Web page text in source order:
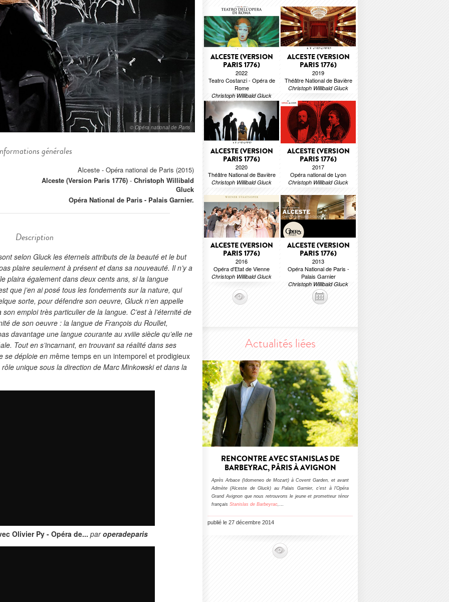
© Opéra national de Paris
générales
Alceste - Opéra national de Paris (2015)
Alceste (Version Paris 1776) - Christoph Willibald
Gluck
Opéra National de Paris - Palais Garnier.
Description
selon Gluck les éternels attributs de la beauté et le but
plaire seulement à présent et dans sa nouveauté. Il n’y a
plaira également dans deux cents ans, si la langue
que j’en ai posé tous les fondements sur la nature, qui
sorte, pour défendre son oeuvre, Gluck n’en appelle
emploi très particulier de la langue. C’est à l’éternité de
de son oeuvre : la langue de François du Roullet,
davantage une langue courante au xviiie siècle qu’elle ne
Tout en s’incarnant, en trouvant sa réalité dans ses
se déploie en même temps en un intemporel et prodigieux
unique sous la direction de Marc Minkowski et dans la
Olivier Py - Opéra de... paroperadeparis
ALCESTE (VERSION
PARIS 1776)
2022
Teatro Costanzi - Opéra de
Rome
Christoph Willibald Gluck
ALCESTE (VERSION
PARIS 1776)
2019
Théâtre National de Bavière
Christoph Willibald Gluck
ALCESTE (VERSION
PARIS 1776)
2020
Théâtre National de Bavière
Christoph Willibald Gluck
ALCESTE (VERSION
PARIS 1776)
2017
Opéra national de Lyon
Christoph Willibald Gluck
ALCESTE (VERSION
PARIS 1776)
2016
Opéra d'Etat de Vienne
Christoph Willibald Gluck
ALCESTE (VERSION
PARIS 1776)
2013
Opéra National de Paris -
Palais Garnier
Christoph Willibald Gluck
Actualités liées
RENCONTRE AVEC STANISLAS DE
BARBEYRAC, PÂRIS À AVIGNON
Après Arbace (Idomeneo de Mozart) à Covent Garden, et avant
Admète (Alceste de Gluck) au Palais Garnier, c'est à l'Opéra
Grand Avignon que nous retrouvons le jeune et prometteur ténor
français Stanislas de Barbeyrac, …
publié le 27 décembre 2014